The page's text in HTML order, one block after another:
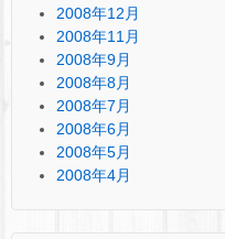
2008年12月
2008年11月
2008年9月
2008年8月
2008年7月
2008年6月
2008年5月
2008年4月